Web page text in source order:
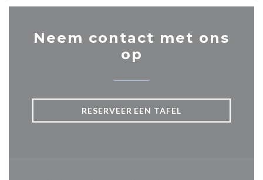
Neem contact met ons
op
RESERVEER EEN TAFEL